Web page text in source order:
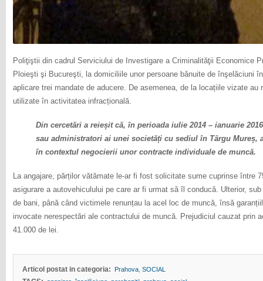
Poliţiştii din cadrul Serviciului de Investigare a Criminalităţii Economice
Ploieşti şi Bucureşti, la domiciliile unor persoane bănuite de înşelăciuni
aplicare trei mandate de aducere. De asemenea, de la locațiile vizate
utilizate în activitatea infracțională.
Din cercetări a reieșit că, în perioada iulie 2014 – ianuarie
sau administratori ai unei societăți cu sediul în Târgu Mureș,
în contextul negocierii unor contracte individuale de muncă.
La angajare, părților vătămate le-ar fi fost solicitate sume cuprinse între
asigurare a autovehiculului pe care ar fi urmat să îl conducă. Ulterior,
de bani, până când victimele renunțau la acel loc de muncă, însă
invocate nerespectări ale contractului de muncă. Prejudiciul cauzat prin
41.000 de lei.
Articol postat in categoria: Prahova, SOCIAL